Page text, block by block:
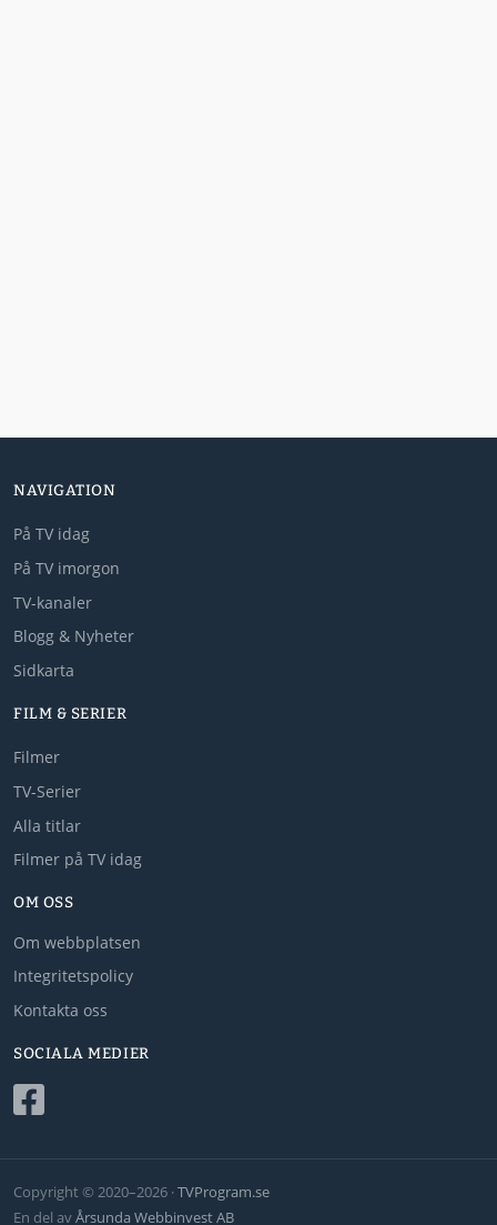
NAVIGATION
På TV idag
På TV imorgon
TV-kanaler
Blogg & Nyheter
Sidkarta
FILM & SERIER
Filmer
TV-Serier
Alla titlar
Filmer på TV idag
OM OSS
Om webbplatsen
Integritetspolicy
Kontakta oss
SOCIALA MEDIER
Copyright © 2020–2026 ·TVProgram.se
En del avÅrsunda Webbinvest AB